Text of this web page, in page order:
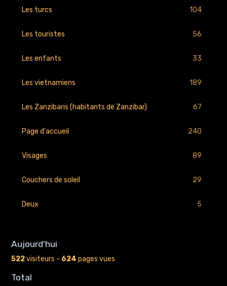
Les turcs 104
Les touristes 56
Les enfants 33
Les vietnamiens 189
Les Zanzibaris (habitants de Zanzibar) 67
Page d'accueil 240
Visages 89
Couchers de soleil 29
Deux 5
Aujourd'hui
522visiteurs - 624 pages vues
Total